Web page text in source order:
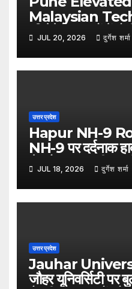
Malaysian
एलिवेटेड सड़कों में
का इस्तेमाल, कम
इंफ्रास्ट्रक्चर:
JUL 20, 2026 दुर्गेश शर्मा
उत्तर प्रदेश
Hapur NH-9
NH-9 पर दर्दनाक
से ट्रैक्टर-ट्रॉली
घायल
JUL 18, 2026 दुर्गेश शर्मा
उत्तर प्रदेश
Jauhar
जौहर यूनिवर्सिटी पर